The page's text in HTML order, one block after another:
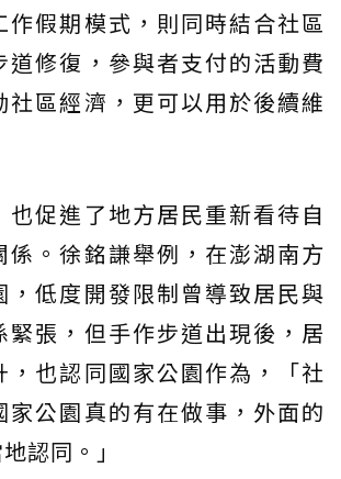
作假期模式，則同時結合社區
道修復，參與者支付的活動費
社區經濟，更可以用於後續維
也促進了地方居民重新看待自
係。徐銘謙舉例，在澎湖南方
，低度開發限制曾導致居民與
緊張，但手作步道出現後，居
，也認同國家公園作為，「社
家公園真的有在做事，外面的
認同。」